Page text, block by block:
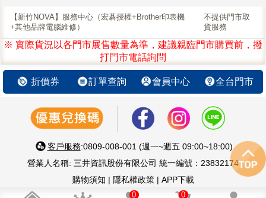
【新竹NOVA】服務中心（宏碁授權+Brother印表機
+其他品牌電腦維修）
不提供門市取
貨服務
※ 實際貨況以各門市展售數量為準，建議親臨門市購買前，撥
打門市電話詢問
折價券 訂單查詢 會員中心 全台門市
客戶服務:0809-008-001 (週一~週五 09:00~18:00)
營業人名稱: 三井資訊股份有限公司 統一編號：23832174
購物須知 | 隱私權政策| APP下載
智慧 生活 好鄰居 嚴選優質3C家電
0 0